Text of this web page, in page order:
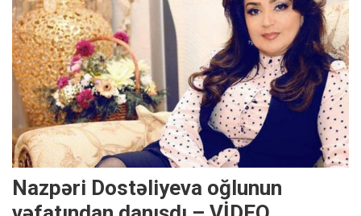
Nazpəri Dostəliyeva oğlunun